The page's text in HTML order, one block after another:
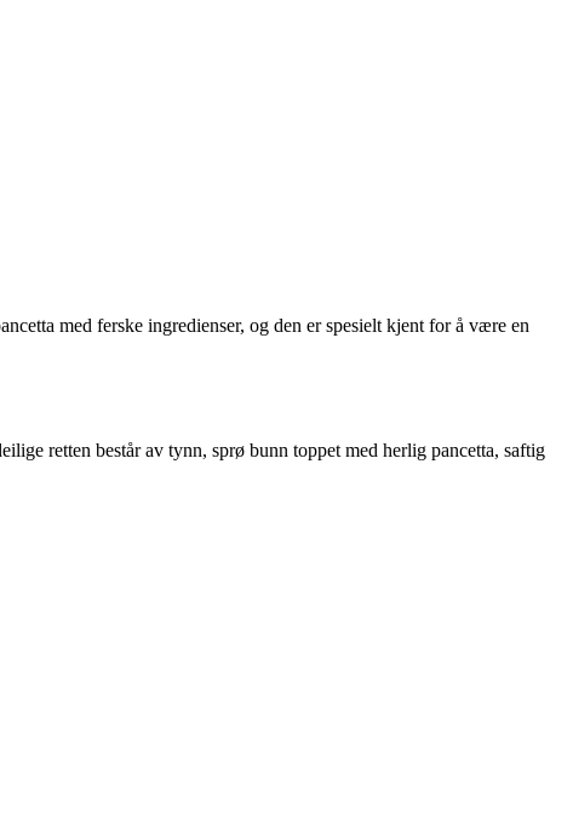
med ferske ingredienser, og den er spesielt kjent for å være en
retten består av tynn, sprø bunn toppet med herlig pancetta, saftig